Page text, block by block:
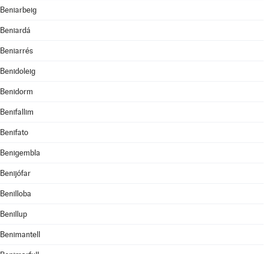
Beniarbeig
Beniardá
Beniarrés
Benidoleig
Benidorm
Benifallim
Benifato
Benigembla
Benijófar
Benilloba
Benillup
Benimantell